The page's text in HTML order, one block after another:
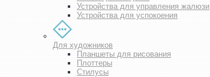
Устройства для управления жалюзи
Устройства для успокоения
Для художников
Планшеты для рисования
Плоттеры
Стилусы